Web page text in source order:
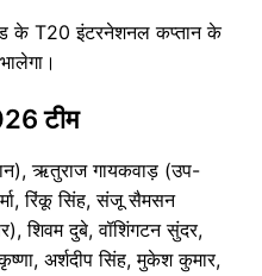
के T20 इंटरनेशनल कप्तान के
टीम
ऋतुराज गायकवाड़ (उप-
रिंकू सिंह, संजू सैमसन
शिवम दुबे, वॉशिंगटन सुंदर,
अर्शदीप सिंह, मुकेश कुमार,